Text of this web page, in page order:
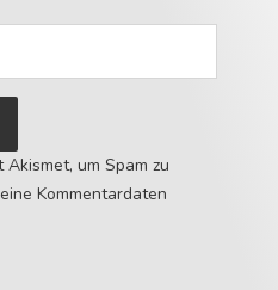
um Spam zu
Kommentardaten